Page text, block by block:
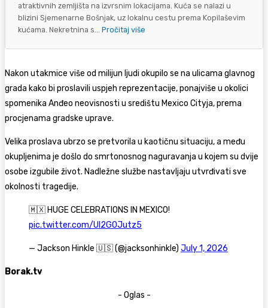
atraktivnih zemljišta na izvrsnim lokacijama. Kuća se nalazi u
blizini Sjemenarne Bošnjak, uz lokalnu cestu prema Kopilaševim
kućama. Nekretnina s... Pročitaj više
Nakon utakmice više od milijun ljudi okupilo se na ulicama glavnog
grada kako bi proslavili uspjeh reprezentacije, ponajviše u okolici
spomenika Anđeo neovisnosti u središtu Mexico Cityja, prema
procjenama gradske uprave.
Velika proslava ubrzo se pretvorila u kaotičnu situaciju, a među
okupljenima je došlo do smrtonosnog naguravanja u kojem su dvije
osobe izgubile život. Nadležne službe nastavljaju utvrđivati sve
okolnosti tragedije.
🇲🇽 HUGE CELEBRATIONS IN MEXICO!
pic.twitter.com/Ul2G0Jutz5
— Jackson Hinkle 🇺🇸 (@jacksonhinkle) July 1, 2026
Borak.tv
- Oglas -